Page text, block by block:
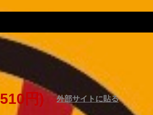
円) 外部サイトに貼る